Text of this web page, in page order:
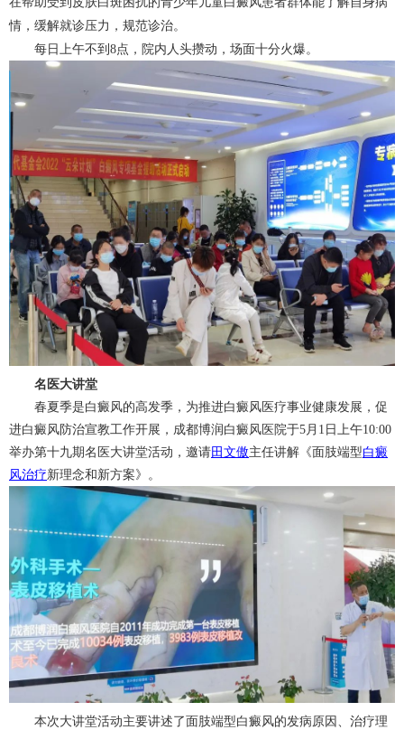
情，缓解就诊压力，规范诊治。
每日上午不到8点，院内人头攒动，场面十分火爆。
名医大讲堂
春夏季是白癜风的高发季，为推进白癜风医疗事业健康发展，促
进白癜风防治宣教工作开展，成都博润白癜风医院于5月1日上午10:00
举办第十九期名医大讲堂活动，邀请田文傲主任讲解《面肢端型白癜
风治疗新理念和新方案》。
本次大讲堂活动主要讲述了面肢端型白癜风的发病原因、治疗理